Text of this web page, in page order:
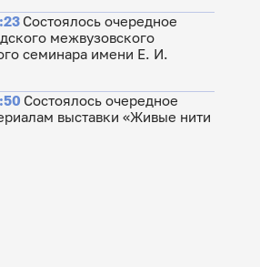
Состоялось очередное
межвузовского
семинара имени Е. И.
Состоялось очередное
выставки «Живые нити